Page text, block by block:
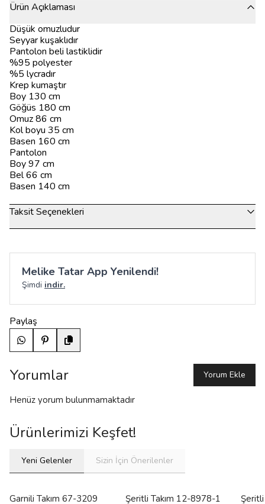
Ürün Açıklaması
Düşük omuzludur
Seyyar kuşaklıdır
Pantolon beli lastiklidir
%95 polyester
%5 lycradır
Krep kumaştır
Boy 130 cm
Göğüs 180 cm
Omuz 86 cm
Kol boyu 35 cm
Basen 160 cm
Pantolon
Boy 97 cm
Bel 66 cm
Basen 140 cm
Taksit Seçenekleri
Melike Tatar App Yenilendi!
Şimdi indir.
Paylaş
Yorumlar Yorum Ekle
Henüz yorum bulunmamaktadır
Ürünlerimizi Keşfet!
Yeni Gelenler Sizin İçin Önerilenler
Garnili Takım 67-3209
Şeritli Takım 12-8978-1